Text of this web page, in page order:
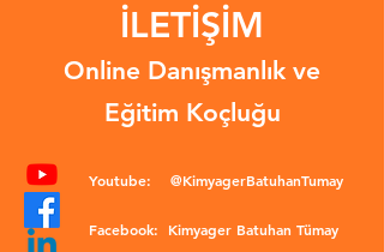
İLETİŞİM
Online Danışmanlık ve
Eğitim Koçluğu
Youtube: @KimyagerBatuhanTumay
Facebook: Kimyager Batuhan Tümay